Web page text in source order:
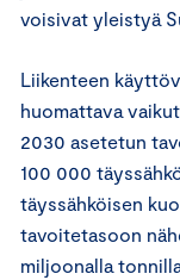
voisivat yleistyä
Liikenteen
huomattava
2030 asetetun
100 000
täyssähköisen
tavoitetasoon
miljoonalla